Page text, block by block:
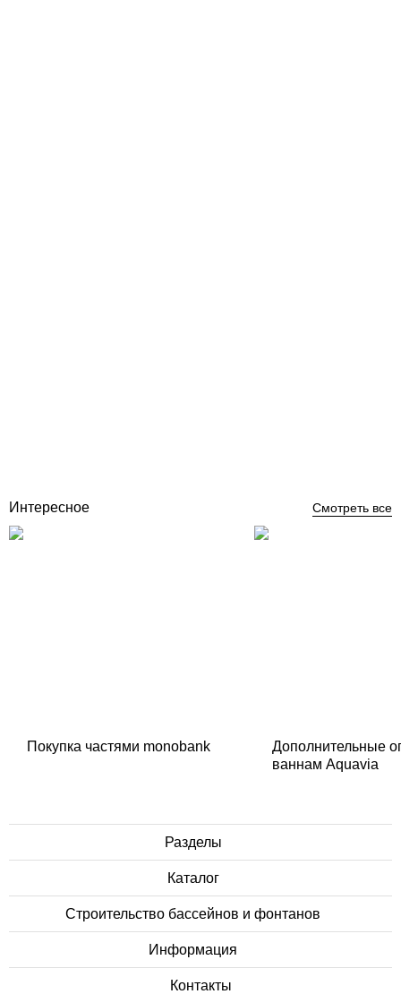
Интересное Смотреть все
Покупка частями monobank
Дополнительные
ваннам Aquavia
Разделы
Каталог
Строительство бассейнов и фонтанов
Информация
Контакты